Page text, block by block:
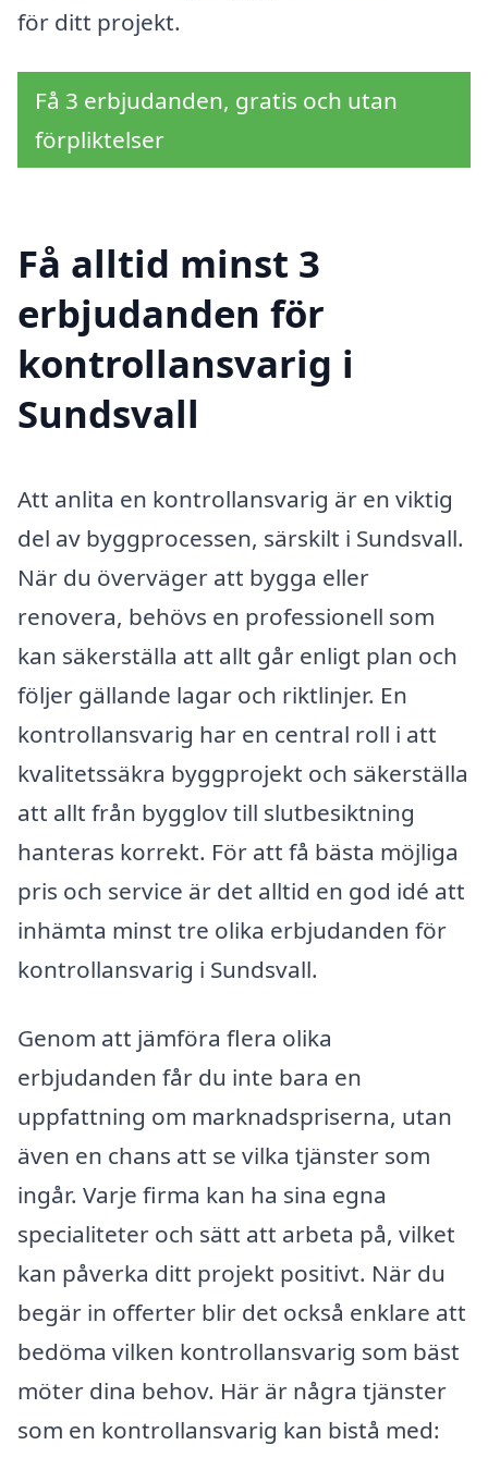
för ditt projekt.
Få 3 erbjudanden, gratis och utan
förpliktelser
Få alltid minst 3
erbjudanden för
kontrollansvarig i
Sundsvall
Att anlita en kontrollansvarig är en viktig
del av byggprocessen, särskilt i Sundsvall.
När du överväger att bygga eller
renovera, behövs en professionell som
kan säkerställa att allt går enligt plan och
följer gällande lagar och riktlinjer. En
kontrollansvarig har en central roll i att
kvalitetssäkra byggprojekt och säkerställa
att allt från bygglov till slutbesiktning
hanteras korrekt. För att få bästa möjliga
pris och service är det alltid en god idé att
inhämta minst tre olika erbjudanden för
kontrollansvarig i Sundsvall.
Genom att jämföra flera olika
erbjudanden får du inte bara en
uppfattning om marknadspriserna, utan
även en chans att se vilka tjänster som
ingår. Varje firma kan ha sina egna
specialiteter och sätt att arbeta på, vilket
kan påverka ditt projekt positivt. När du
begär in offerter blir det också enklare att
bedöma vilken kontrollansvarig som bäst
möter dina behov. Här är några tjänster
som en kontrollansvarig kan bistå med: